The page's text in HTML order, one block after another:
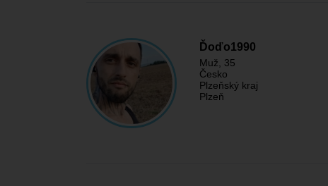
Ďoďo1990
Muž , 35
Česko
Plzeňský kraj
Plzeň